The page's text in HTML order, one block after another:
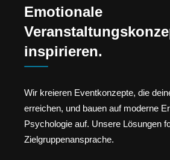
Emotionale
inspirieren.
Wir kreieren Eventkonzepte, die
erreichen, und bauen auf moderne
Psychologie auf. Unsere Lösungen
Zielgruppenansprache.